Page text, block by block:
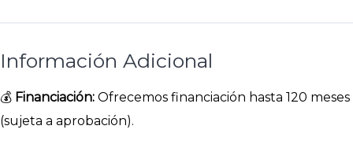
Información Adicional
💰 Financiación: Ofrecemos financiación hasta 120 meses
(sujeta a aprobación).